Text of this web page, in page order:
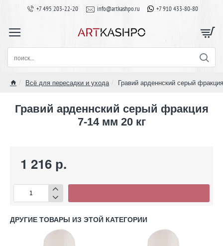
+7 495 203-22-20 info@artkashpo.ru +7 910 433-80-80
поиск...
Всё для пересадки и ухода Гравий арденнский серый
Гравий арденнский серый фракция
7-14 мм 20 кг
1 216 р.
ДРУГИЕ ТОВАРЫ ИЗ ЭТОЙ КАТЕГОРИИ